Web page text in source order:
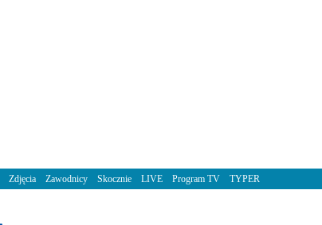
Zdjęcia Zawodnicy Skocznie LIVE Program TV TYPER